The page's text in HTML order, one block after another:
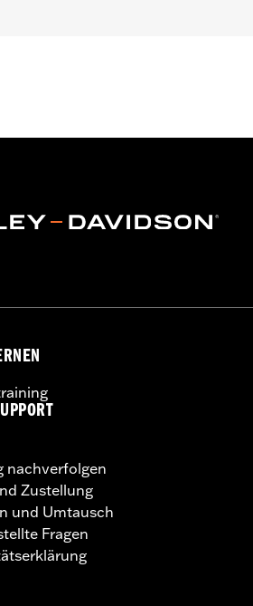
Klebestreifen und
nachverfolgen
Zustellung
und Umtausch
Fragen